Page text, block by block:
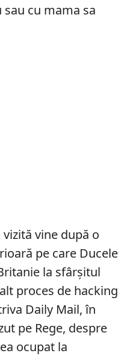
cu mama sa
vine după o
pe care Ducele
la sfârșitul
proces de hacking
Daily Mail, în
pe Rege, despre
ocupat la